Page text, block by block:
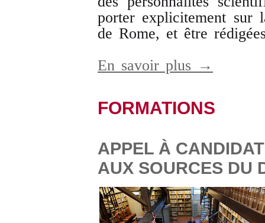
porter explicitement sur
de Rome, et être
En savoir plus →
FORMATIONS
APPEL À
AUX SOURCES DU